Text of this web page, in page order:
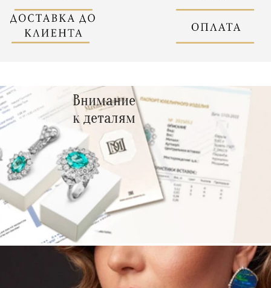
Внимание
к деталям